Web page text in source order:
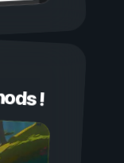
!